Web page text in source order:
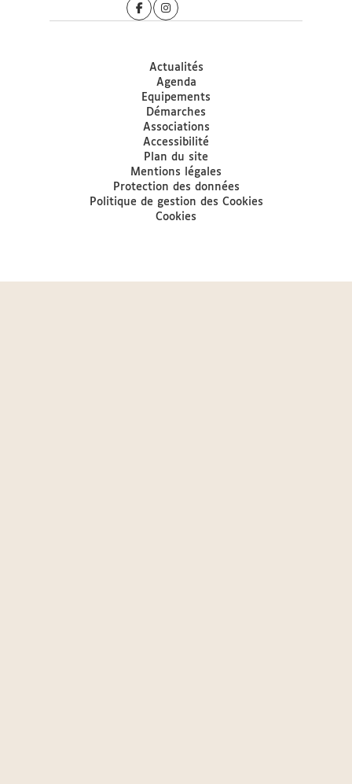
Actualités
Agenda
Equipements
Démarches
Associations
Accessibilité
Plan du site
Mentions légales
Protection des données
Politique de gestion des Cookies
Cookies